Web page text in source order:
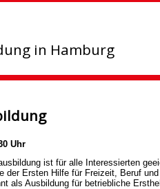
in Hamburg
Uhr
ist für alle Interessierten
der Ersten Hilfe für Freizeit, Beruf
als Ausbildung für betriebliche